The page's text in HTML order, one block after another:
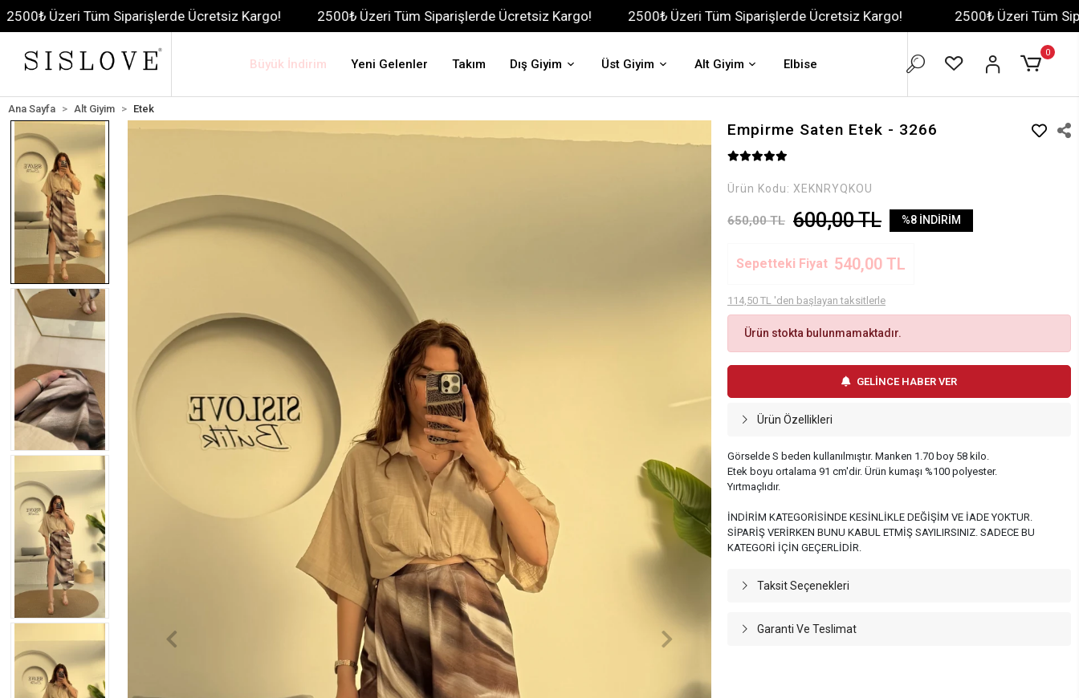
Siparişlerde Ücretsiz Kargo! 2500₺ Üzeri Tüm Siparişlerde Ücretsiz Kargo! 2500₺ Üzeri Tüm Siparişlerde Ücretsiz Kargo! 2500₺ Üzeri Tüm Siparişlerde
Büyük İndirim Yeni Gelenler Takım Dış Giyim Üst Giyim Alt Giyim Elbise
0
Ana Sayfa Alt Giyim Etek
Empirme Saten Etek - 3266
Ürün Kodu: XEKNRYQKOU
650,00 TL 600,00 TL %8 İNDİRİM
Sepetteki Fiyat 540,00 TL
114,50 TL 'den başlayan taksitlerle
Ürün stokta bulunmamaktadır.
GELİNCE HABER VER
Ürün Özellikleri
Görselde S beden kullanılmıştır. Manken 1.70 boy 58 kilo.
Etek boyu ortalama 91 cm'dir. Ürün kumaşı %100 polyester.
Yırtmaçlıdır.
İNDİRİM KATEGORİSİNDE KESİNLİKLE DEĞİŞİM VE İADE YOKTUR.
SİPARİŞ VERİRKEN BUNU KABUL ETMİŞ SAYILIRSINIZ. SADECE BU
KATEGORİ İÇİN GEÇERLİDİR.
Taksit Seçenekleri
Garanti Ve Teslimat